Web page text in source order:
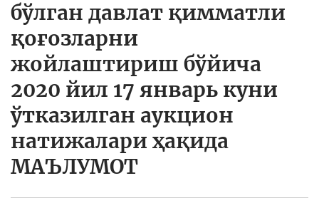
бўлган давлат қимматли
қоғозларни
жойлаштириш бўйича
2020 йил 17 январь куни
ўтказилган аукцион
натижалари ҳақида
МАЪЛУМОТ